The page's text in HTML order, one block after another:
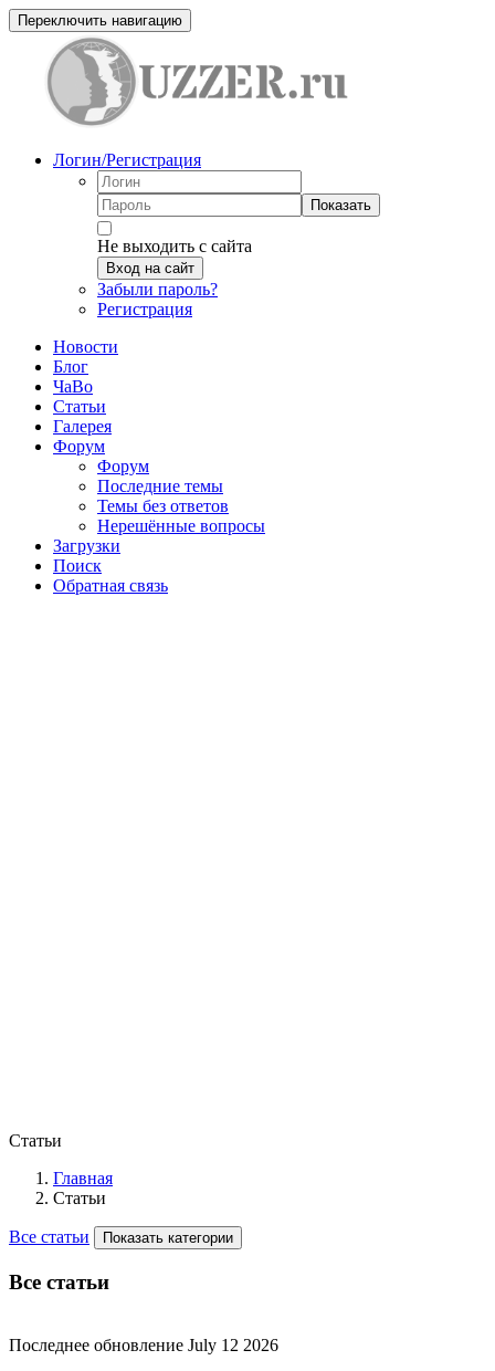
Переключить навигацию
Логин/Регистрация
Показать
Не выходить с сайта
Вход на сайт
Забыли пароль?
Регистрация
Новости
Блог
ЧаВо
Статьи
Галерея
Форум
Форум
Последние темы
Темы без ответов
Нерешённые вопросы
Загрузки
Поиск
Обратная связь
Статьи
Главная
Статьи
Все статьи Показать категории
Все статьи
Последнее обновление July 12 2026